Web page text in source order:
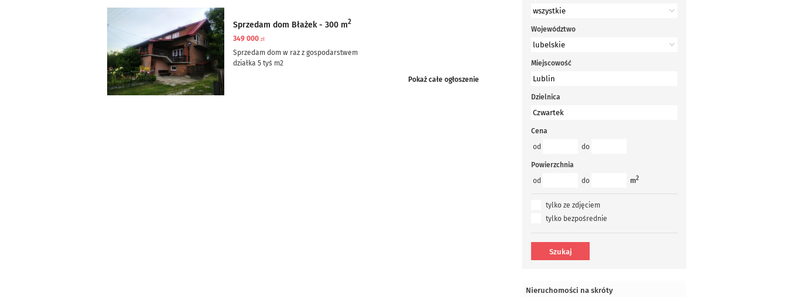
Sprzedam dom Błażek - 300 m2
349 000 zł
Sprzedam dom w raz z gospodarstwem
działka 5 tyś m2
Pokaż całe ogłoszenie
Województwo
Miejscowość
Dzielnica
Cena
od
do
Powierzchnia
od
do m2
tylko ze zdjęciem
tylko bezpośrednie
Nieruchomości na skróty